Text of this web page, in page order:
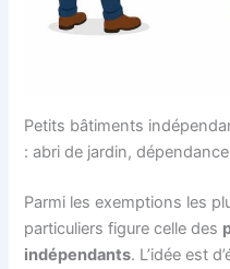
Petits bâtiments
: abri de jardin,
Parmi les exemptions les
particuliers figure celle des
indépendants. L’idée est